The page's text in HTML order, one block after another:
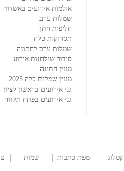
אולמות אירועים באשדוד
שמלות ערב
חליפות חתן
תסרוקות כלה
שמלות ערב לחתונה
סידור שולחנות אירוע
מגזין חתונה
מגזין שמלות כלה 2025
גני אירועים בראשון לציון
גני אירועים בפתח תקווה
קטלוג
מפת כתבות
שמות